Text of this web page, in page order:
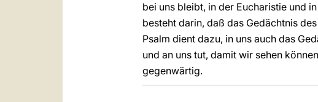
bei uns bleibt, in der Eucharistie und
besteht darin, daß das Gedächtnis
Psalm dient dazu, in uns auch das
und an uns tut, damit wir sehen
gegenwärtig.